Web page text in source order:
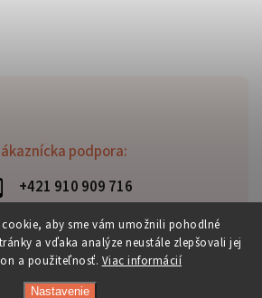
aby sme vám umožnili pohodlné
a vďaka analýze neustále zlepšovali jej
a použiteľnosť. Viac informácií
Nastavenie
podpora:
+421 910 909 716